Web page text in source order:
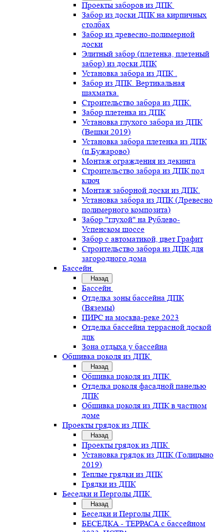
Проекты заборов из ДПК
Забор из доски ДПК на кирпичных
столбах
Забор из древесно-полимерной
доски
Элитный забор (плетенка, плетеный
забор) из доски ДПК
Установка забора из ДПК .
Забор из ДПК. Вертикальная
шахматка.
Строительство забора из ДПК.
Забор плетенка из ДПК
Установка глухого забора из ДПК
(Вешки 2019)
Установка забора плетенка из ДПК
(п.Бужарово)
Монтаж ограждения из декинга
Строительство забора из ДПК под
ключ
Монтаж заборной доски из ДПК.
Установка забора из ДПК (Древесно
полимерного композита)
Забор "глухой" на Рублево-
Успенском шоссе
Забор с автоматикой, цвет Графит
Строительство забора из ДПК для
загородного дома
Бассейн
Назад
Бассейн
Отделка зоны бассейна ДПК
(Вяземы)
ПИРС на москва-реке 2023
Отделка бассейна террасной доской
дпк
Зона отдыха у бассейна
Обшивка цоколя из ДПК
Назад
Обшивка цоколя из ДПК
Отделка цоколя фасадной панелью
ДПК
Обшивка цоколя из ДПК в частном
доме
Проекты грядок из ДПК
Назад
Проекты грядок из ДПК
Установка грядок из ДПК (Голицыно
2019)
Теплые грядки из ДПК
Грядки из ДПК
Беседки и Перголы ДПК
Назад
Беседки и Перголы ДПК
БЕСЕДКА - ТЕРРАСА с бассейном